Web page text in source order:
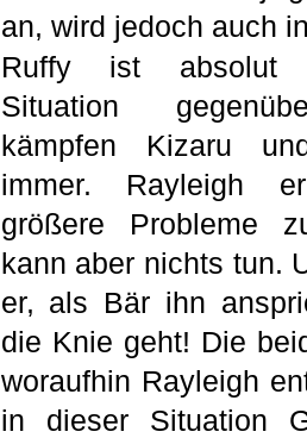
an, wird jedoch auch
Ruffy ist absolut
Situation
kämpfen Kizaru
immer. Rayleigh
größere Probleme
kann aber nichts tun.
er, als Bär ihn
die Knie geht! Die
woraufhin Rayleigh
in dieser Situation